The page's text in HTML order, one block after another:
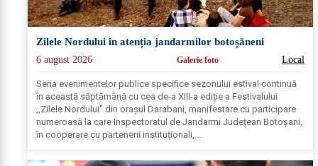
Zilele Nordului în atenția jandarmilor botoșăneni
6 august 2026 Galerie foto Local
Seria evenimentelor publice specifice sezonului estival continuă
în această săptămână cu cea de-a XIII-a ediție a Festivalului
,,Zilele Nordului" din orașul Darabani, manifestare cu participare
numeroasă la care Inspectoratul de Jandarmi Județean Botoșani,
în cooperare cu partenerii instituționali,...